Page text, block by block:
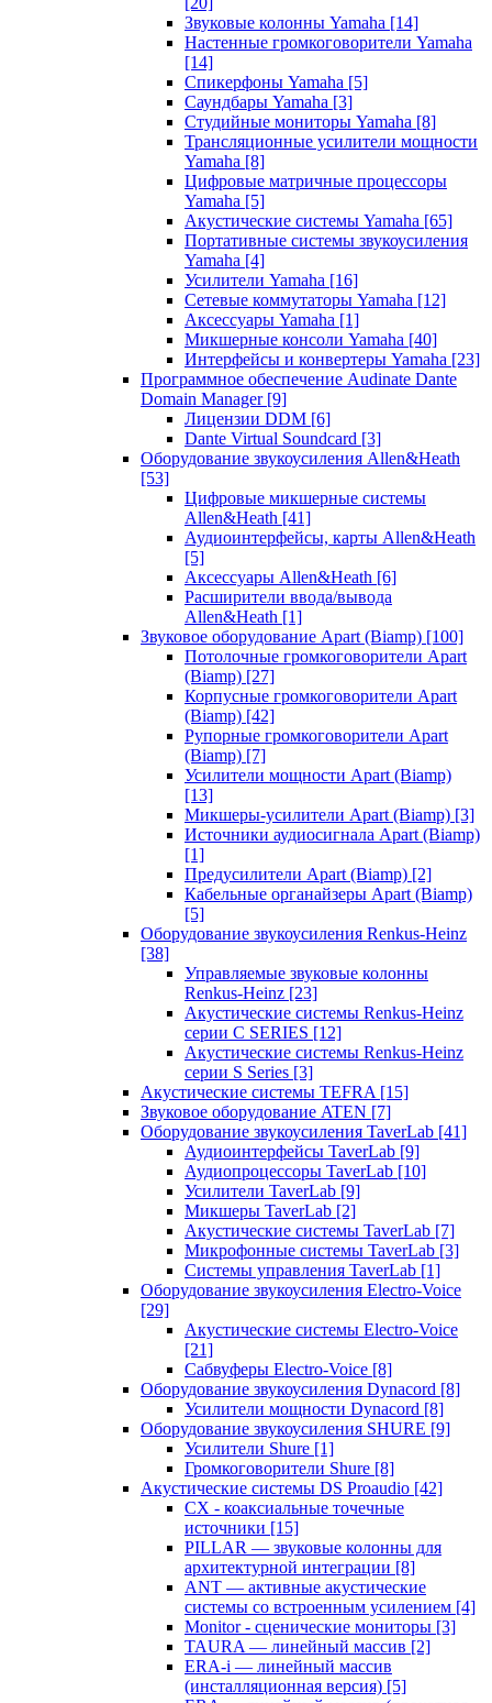
Звуковые колонны Yamaha [14]
Настенные громкоговорители Yamaha
[14]
Спикерфоны Yamaha [5]
Саундбары Yamaha [3]
Студийные мониторы Yamaha [8]
Трансляционные усилители мощности
Yamaha [8]
Цифровые матричные процессоры
Yamaha [5]
Акустические системы Yamaha [65]
Портативные системы звукоусиления
Yamaha [4]
Усилители Yamaha [16]
Сетевые коммутаторы Yamaha [12]
Аксессуары Yamaha [1]
Микшерные консоли Yamaha [40]
Интерфейсы и конвертеры Yamaha [23]
Программное обеспечение Audinate Dante
Domain Manager [9]
Лицензии DDM [6]
Dante Virtual Soundcard [3]
Оборудование звукоусиления Allen&Heath
[53]
Цифровые микшерные системы
Allen&Heath [41]
Аудиоинтерфейсы, карты Allen&Heath
[5]
Аксессуары Allen&Heath [6]
Расширители ввода/вывода
Allen&Heath [1]
Звуковое оборудование Apart (Biamp) [100]
Потолочные громкоговорители Apart
(Biamp) [27]
Корпусные громкоговорители Apart
(Biamp) [42]
Рупорные громкоговорители Apart
(Biamp) [7]
Усилители мощности Apart (Biamp)
[13]
Микшеры-усилители Apart (Biamp) [3]
Источники аудиосигнала Apart (Biamp)
[1]
Предусилители Apart (Biamp) [2]
Кабельные органайзеры Apart (Biamp)
[5]
Оборудование звукоусиления Renkus-Heinz
[38]
Управляемые звуковые колонны
Renkus-Heinz [23]
Акустические системы Renkus-Heinz
серии C SERIES [12]
Акустические системы Renkus-Heinz
серии S Series [3]
Акустические системы TEFRA [15]
Звуковое оборудование ATEN [7]
Оборудование звукоусиления TaverLab [41]
Аудиоинтерфейсы TaverLab [9]
Аудиопроцессоры TaverLab [10]
Усилители TaverLab [9]
Микшеры TaverLab [2]
Акустические системы TaverLab [7]
Микрофонные системы TaverLab [3]
Системы управления TaverLab [1]
Оборудование звукоусиления Electro-Voice
[29]
Акустические системы Electro-Voice
[21]
Сабвуферы Electro-Voice [8]
Оборудование звукоусиления Dynacord [8]
Усилители мощности Dynacord [8]
Оборудование звукоусиления SHURE [9]
Усилители Shure [1]
Громкоговорители Shure [8]
Акустические системы DS Proaudio [42]
CX - коаксиальные точечные
источники [15]
PILLAR — звуковые колонны для
архитектурной интеграции [8]
ANT — активные акустические
системы со встроенным усилением [4]
Monitor - сценические мониторы [3]
TAURA — линейный массив [2]
ERA-i — линейный массив
(инсталляционная версия) [5]